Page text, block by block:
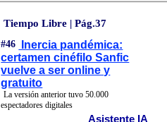
Tiempo Libre | Pág.37
#46
Inercia pandémica:
certamen cinéfilo Sanfic
vuelve a ser online y
gratuito
La versión anterior tuvo 50.000
espectadores digitales
Asistente IA